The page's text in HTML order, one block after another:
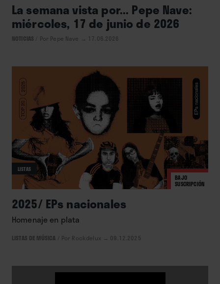
La semana vista por... Pepe Nave:
miércoles, 17 de junio de 2026
NOTICIAS Por Pepe Nave → 17.06.2026
BAJO
SUSCRIPCIÓN
LISTAS
2025/ EPs nacionales
Homenaje en plata
LISTAS DE MÚSICA Por Rockdelux → 09.12.2025